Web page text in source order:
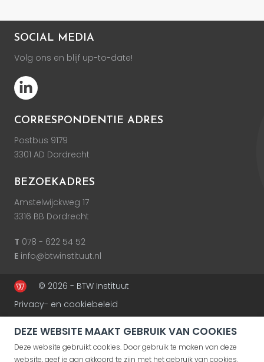
SOCIAL MEDIA
Volg ons en blijf up-to-date!
CORRESPONDENTIE ADRES
Postbus 9179
3301 AD Dordrecht
BEZOEKADRES
Amstelwijckweg 17
3316 BB Dordrecht
T 078 - 622 54 52
E info@btwinstituut.nl
© 2026 - BTW Instituut
Privacy- en cookiebeleid
DEZE WEBSITE MAAKT GEBRUIK VAN COOKIES
Deze website gebruikt cookies. Door gebruik te maken van deze
website, geef je aan akkoord te zijn met het gebruik van cookies.